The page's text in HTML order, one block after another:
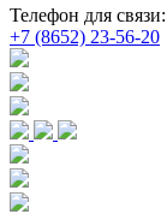
Телефон для связи:
+7 (8652) 23-56-20